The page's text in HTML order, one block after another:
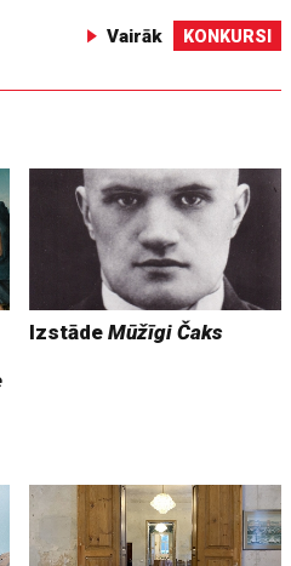
Vairāk KONKURSI
IzstādeMūžīgi Čaks